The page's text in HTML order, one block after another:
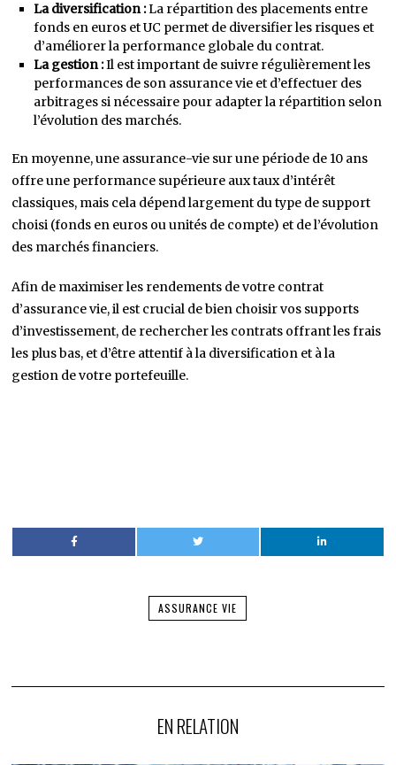
La diversification :La répartition des placements entre
fonds en euros et UC permet de diversifier les risques et
d’améliorer la performance globale du contrat.
La gestion :Il est important de suivre régulièrement les
performances de son assurance vie et d’effectuer des
arbitrages si nécessaire pour adapter la répartition selon
l’évolution des marchés.
En moyenne, une assurance-vie sur une période de 10 ans
offre une performance supérieure aux taux d’intérêt
classiques, mais cela dépend largement du type de support
choisi (fonds en euros ou unités de compte) et de l’évolution
des marchés financiers.
Afin de maximiser les rendements de votre contrat
d’assurance vie, il est crucial de bien choisir vos supports
d’investissement, de rechercher les contrats offrant les frais
les plus bas, et d’être attentif à la diversification et à la
gestion de votre portefeuille.
ASSURANCE VIE
EN RELATION